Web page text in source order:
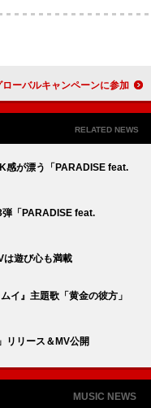
田ヒカル、バーバリーのグローバルキャンペーンに参加
RELATED NEWS
が漂う「PARADISE feat.
「PARADISE feat.
遊び心も満載
イ』主題歌「黄金の彼方」
リリース＆MV公開
MUSIC NEWS